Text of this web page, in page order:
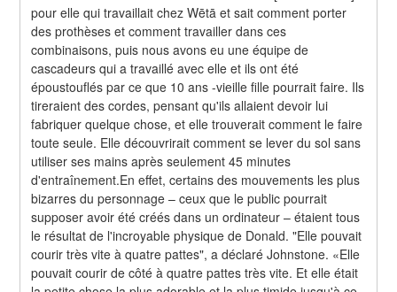
pour elle qui travaillait chez Wētā et sait comment porter
des prothèses et comment travailler dans ces
combinaisons, puis nous avons eu une équipe de
cascadeurs qui a travaillé avec elle et ils ont été
époustouflés par ce que 10 ans -vieille fille pourrait faire. Ils
tireraient des cordes, pensant qu'ils allaient devoir lui
fabriquer quelque chose, et elle trouverait comment le faire
toute seule. Elle découvrirait comment se lever du sol sans
utiliser ses mains après seulement 45 minutes
d'entraînement.En effet, certains des mouvements les plus
bizarres du personnage – ceux que le public pourrait
supposer avoir été créés dans un ordinateur – étaient tous
le résultat de l'incroyable physique de Donald. "Elle pouvait
courir très vite à quatre pattes", a déclaré Johnstone. «Elle
pouvait courir de côté à quatre pattes très vite. Et elle était